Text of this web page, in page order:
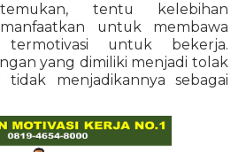
tentu kelebihan
untuk membawa
untuk bekerja.
yang dimiliki menjadi tolak
menjadikannya sebagai